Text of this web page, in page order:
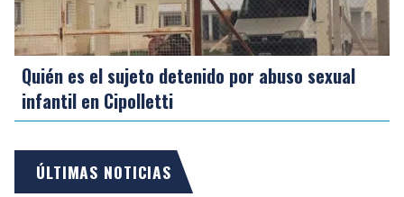
Quién es el sujeto detenido por abuso sexual
infantil en Cipolletti
ÚLTIMAS NOTICIAS